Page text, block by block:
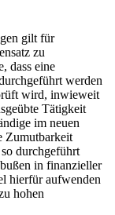
gilt für
zu
dass eine
werden
wird, inwieweit
Tätigkeit
im neuen
Zumutbarkeit
durchgeführt
in finanzieller
hierfür aufwenden
hohen